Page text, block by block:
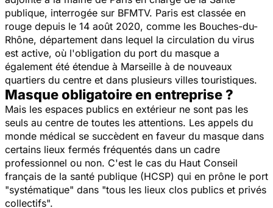
publique, interrogée sur BFMTV. Paris est classée en
rouge depuis le 14 août 2020, comme les Bouches-du-
Rhône, département dans lequel la circulation du virus
est active, où l'obligation du port du masque a
également été étendue à Marseille à de nouveaux
quartiers du centre et dans plusieurs villes touristiques.
Masque obligatoire en entreprise ?
Mais les espaces publics en extérieur ne sont pas les
seuls au centre de toutes les attentions. Les appels du
monde médical se succèdent en faveur du masque dans
certains lieux fermés fréquentés dans un cadre
professionnel ou non. C'est le cas du Haut Conseil
français de la santé publique (HCSP) qui en prône le port
"systématique" dans "tous les lieux clos publics et privés
collectifs".